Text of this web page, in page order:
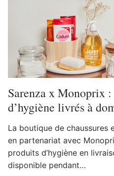
Sarenza x Monoprix
d’hygiène livrés à
La boutique de chaussures
en partenariat avec
produits d’hygiène en
disponible pendant…